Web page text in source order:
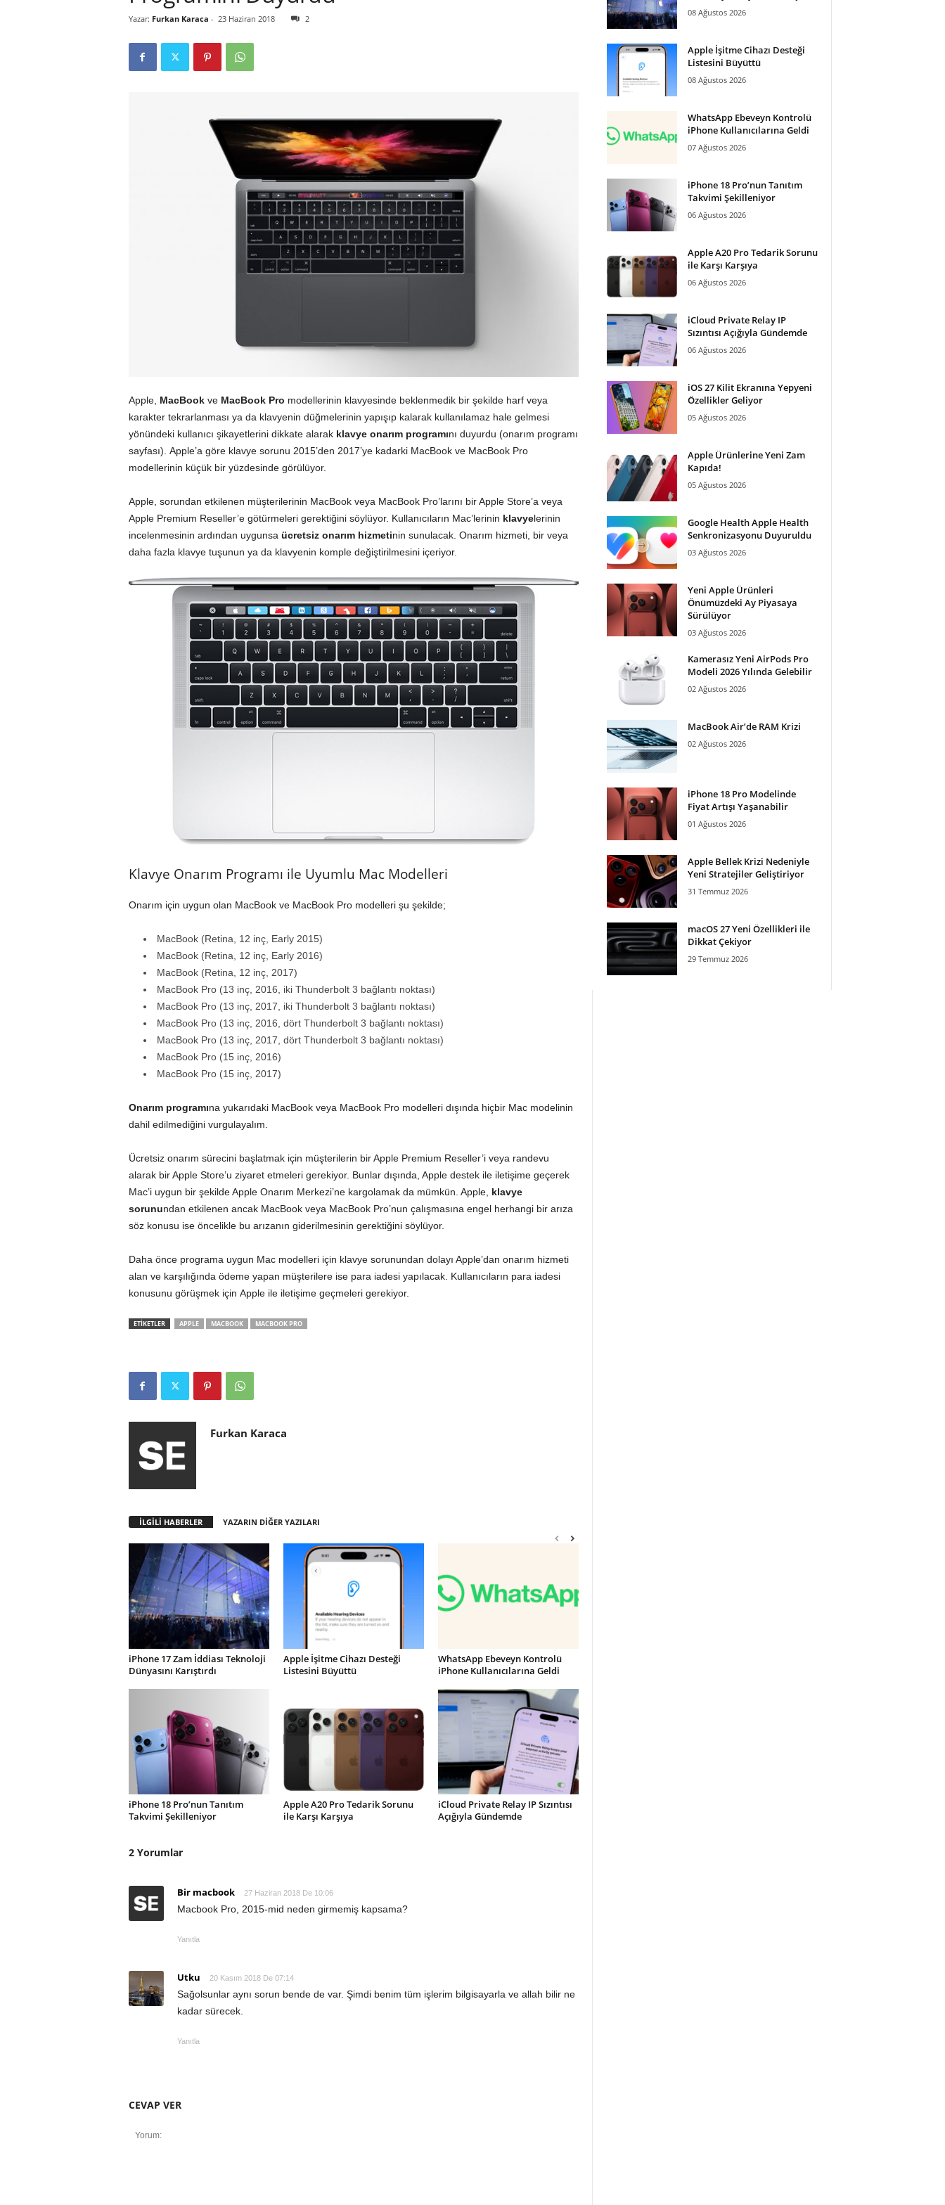
E
l
Yazar: Furkan Karaca - 23 Haziran 2018 2
Apple, MacBookve MacBook Pro modellerinin klavyesinde beklenmedik bir şekilde harf veya
karakter tekrarlanması ya da klavyenin düğmelerinin yapışıp kalarak kullanılamaz hale gelmesi
yönündeki kullanıcı şikayetlerini dikkate alarak klavye onarım programını duyurdu (onarım programı
sayfası). Apple’a göre klavye sorunu 2015’den 2017’ye kadarki MacBook ve MacBook Pro
modellerinin küçük bir yüzdesinde görülüyor.
Apple, sorundan etkilenen müşterilerinin MacBook veya MacBook Pro’larını bir Apple Store’a veya
Apple Premium Reseller’e götürmeleri gerektiğini söylüyor. Kullanıcıların Mac’lerinin klavyelerinin
incelenmesinin ardından uygunsa ücretsiz onarım hizmetinin sunulacak. Onarım hizmeti, bir veya
daha fazla klavye tuşunun ya da klavyenin komple değiştirilmesini içeriyor.
Klavye Onarım Programı ile Uyumlu Mac Modelleri
Onarım için uygun olan MacBook ve MacBook Pro modelleri şu şekilde;
MacBook (Retina, 12 inç, Early 2015)
MacBook (Retina, 12­ inç, Early 2016)
MacBook (Retina, 12 inç, 2017)
MacBook Pro (13­ inç, 2016, iki Thunderbolt 3 bağlantı noktası)
MacBook Pro (13 inç, 2017, iki Thunderbolt 3 bağlantı noktası)
MacBook Pro (13 inç, 2016, dört Thunderbolt 3 bağlantı noktası)
MacBook Pro (13 inç, 2017, dört Thunderbolt 3 bağlantı noktası)
MacBook Pro (15 inç, 2016)
MacBook Pro (15 inç, 2017)
Onarım programına yukarıdaki MacBook veya MacBook Pro modelleri dışında hiçbir Mac modelinin
dahil edilmediğini vurgulayalım.
Ücretsiz onarım sürecini başlatmak için müşterilerin bir Apple Premium Reseller’i veya randevu
alarak bir Apple Store’u ziyaret etmeleri gerekiyor. Bunlar dışında, Apple destek ile iletişime geçerek
Mac’i uygun bir şekilde Apple Onarım Merkezi’ne kargolamak da mümkün. Apple, klavye
sorunundan etkilenen ancak MacBook veya MacBook Pro’nun çalışmasına engel herhangi bir arıza
söz konusu ise öncelikle bu arızanın giderilmesinin gerektiğini söylüyor.
Daha önce programa uygun Mac modelleri için klavye sorunundan dolayı Apple’dan onarım hizmeti
alan ve karşılığında ödeme yapan müşterilere ise para iadesi yapılacak. Kullanıcıların para iadesi
konusunu görüşmek için Apple ile iletişime geçmeleri gerekiyor.
ETİKETLER APPLE MACBOOK MACBOOK PRO
Furkan Karaca
İLGİLİ HABERLER YAZARIN DİĞER YAZILARI
iPhone 17 Zam İddiası Teknoloji
Dünyasını Karıştırdı
Apple İşitme Cihazı Desteği
Listesini Büyüttü
WhatsApp Ebeveyn Kontrolü
iPhone Kullanıcılarına Geldi
iPhone 18 Pro’nun Tanıtım
Takvimi Şekilleniyor
Apple A20 Pro Tedarik Sorunu
ile Karşı Karşıya
iCloud Private Relay IP Sızıntısı
Açığıyla Gündemde
2 Yorumlar
Bir macbook 27 Haziran 2018 De 10:06
Macbook Pro, 2015-mid neden girmemiş kapsama?
Yanıtla
Utku 20 Kasım 2018 De 07:14
Sağolsunlar aynı sorun bende de var. Şimdi benim tüm işlerim bilgisayarla ve allah bilir ne
kadar sürecek.
Yanıtla
CEVAP VER
08 Ağustos 2026
Apple İşitme Cihazı Desteği
Listesini Büyüttü
08 Ağustos 2026
WhatsApp Ebeveyn Kontrolü
iPhone Kullanıcılarına Geldi
07 Ağustos 2026
iPhone 18 Pro’nun Tanıtım
Takvimi Şekilleniyor
06 Ağustos 2026
Apple A20 Pro Tedarik Sorunu
ile Karşı Karşıya
06 Ağustos 2026
iCloud Private Relay IP
Sızıntısı Açığıyla Gündemde
06 Ağustos 2026
iOS 27 Kilit Ekranına Yepyeni
Özellikler Geliyor
05 Ağustos 2026
Apple Ürünlerine Yeni Zam
Kapıda!
05 Ağustos 2026
Google Health Apple Health
Senkronizasyonu Duyuruldu
03 Ağustos 2026
Yeni Apple Ürünleri
Önümüzdeki Ay Piyasaya
Sürülüyor
03 Ağustos 2026
Kamerasız Yeni AirPods Pro
Modeli 2026 Yılında Gelebilir
02 Ağustos 2026
MacBook Air’de RAM Krizi
02 Ağustos 2026
iPhone 18 Pro Modelinde
Fiyat Artışı Yaşanabilir
01 Ağustos 2026
Apple Bellek Krizi Nedeniyle
Yeni Stratejiler Geliştiriyor
31 Temmuz 2026
macOS 27 Yeni Özellikleri ile
Dikkat Çekiyor
29 Temmuz 2026